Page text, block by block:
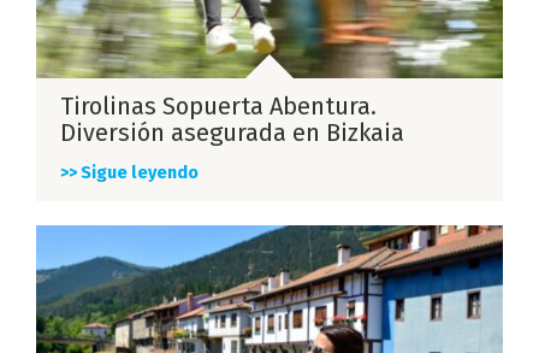
Tirolinas Sopuerta Abentura.
Diversión asegurada en Bizkaia
>> Sigue leyendo